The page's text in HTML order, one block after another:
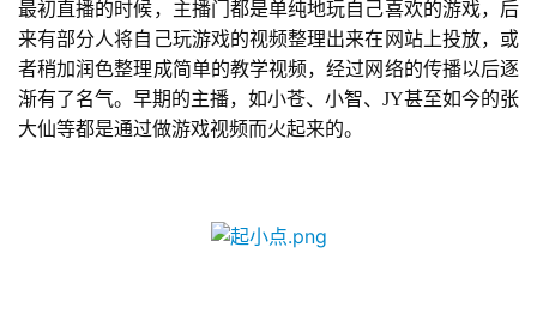
首
页
最初直播的时候，主播门都是单纯地玩自己喜欢的游戏，后
来有部分人将自己玩游戏的视频整理出来在网站上投放，或
者稍加润色整理成简单的教学视频，经过网络的传播以后逐
渐有了名气。早期的主播，如小苍、小智、JY甚至如今的张
大仙等都是通过做游戏视频而火起来的。